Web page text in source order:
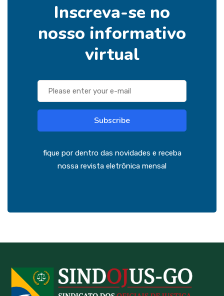
Inscreva-se no
nosso informativo
virtual
Subscribe
fique por dentro das novidades e receba
nossa revista eletrônica mensal